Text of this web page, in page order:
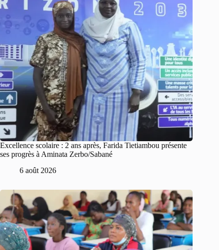
Excellence scolaire : 2 ans après, Farida Tietiambou présente
ses progrès à Aminata Zerbo/Sabané
6 août 2026